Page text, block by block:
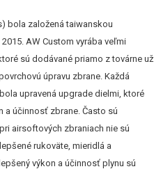
zväčšenou pätkou
pre pevnejší úchop
páčka poistky
s priehľadovým sklíčkom, na
pištoľ pri výstrele silný spätný
bola založená taiwanskou
AW Custom vyrába veľmi
sú dodávané priamo z továrne už
úpravu zbrane. Každá
upravená upgrade dielmi, ktoré
a účinnosť zbrane. Často sú
airsoftových zbraniach nie sú
rukoväte, mieridlá a
výkon a účinnosť plynu sú